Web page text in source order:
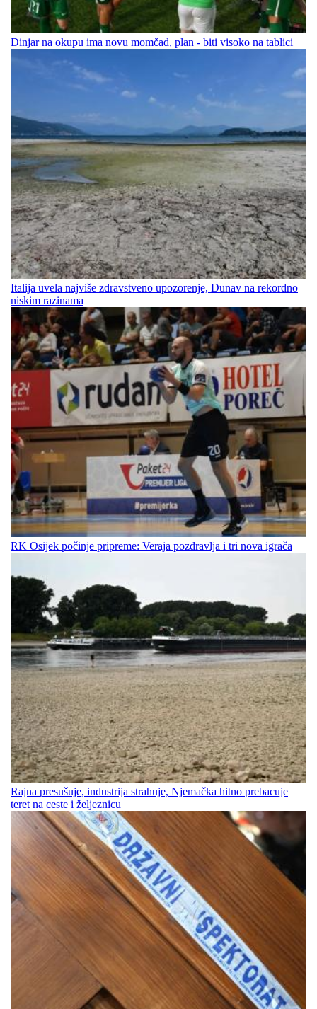
Dinjar na okupu ima novu momčad, plan - biti visoko na tablici
Italija uvela najviše zdravstveno upozorenje, Dunav na rekordno
niskim razinama
RK Osijek počinje pripreme: Veraja pozdravlja i tri nova igrača
Rajna presušuje, industrija strahuje, Njemačka hitno prebacuje
teret na ceste i željeznicu